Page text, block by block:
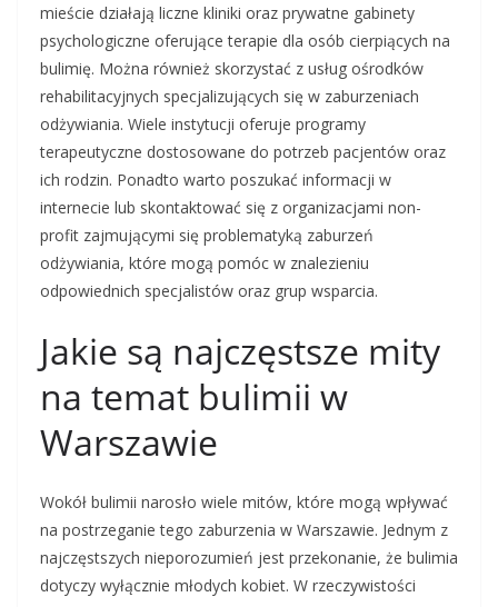
mieście działają liczne kliniki oraz prywatne gabinety
psychologiczne oferujące terapie dla osób cierpiących na
bulimię. Można również skorzystać z usług ośrodków
rehabilitacyjnych specjalizujących się w zaburzeniach
odżywiania. Wiele instytucji oferuje programy
terapeutyczne dostosowane do potrzeb pacjentów oraz
ich rodzin. Ponadto warto poszukać informacji w
internecie lub skontaktować się z organizacjami non-
profit zajmującymi się problematyką zaburzeń
odżywiania, które mogą pomóc w znalezieniu
odpowiednich specjalistów oraz grup wsparcia.
Jakie są najczęstsze mity
na temat bulimii w
Warszawie
Wokół bulimii narosło wiele mitów, które mogą wpływać
na postrzeganie tego zaburzenia w Warszawie. Jednym z
najczęstszych nieporozumień jest przekonanie, że bulimia
dotyczy wyłącznie młodych kobiet. W rzeczywistości